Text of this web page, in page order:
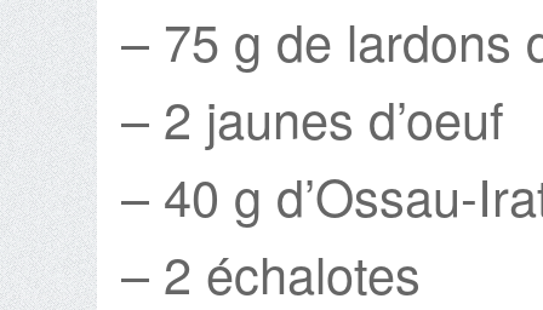
– 75 g de lardons
– 2 jaunes d’oeuf
– 40 g d’Ossau-
– 2 échalotes